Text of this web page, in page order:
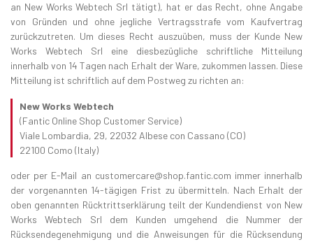
an New Works Webtech Srl tätigt), hat er das Recht, ohne Angabe
von Gründen und ohne jegliche Vertragsstrafe vom Kaufvertrag
zurückzutreten. Um dieses Recht auszuüben, muss der Kunde New
Works Webtech Srl eine diesbezügliche schriftliche Mitteilung
innerhalb von 14 Tagen nach Erhalt der Ware, zukommen lassen. Diese
Mitteilung ist schriftlich auf dem Postweg zu richten an:
New Works Webtech
(Fantic Online Shop Customer Service)
Viale Lombardia, 29, 22032 Albese con Cassano (CO)
22100 Como (Italy)
oder per E-Mail an customercare@shop.fantic.com immer innerhalb
der vorgenannten 14-tägigen Frist zu übermitteln. Nach Erhalt der
oben genannten Rücktrittserklärung teilt der Kundendienst von New
Works Webtech Srl dem Kunden umgehend die Nummer der
Rücksendegenehmigung und die Anweisungen für die Rücksendung